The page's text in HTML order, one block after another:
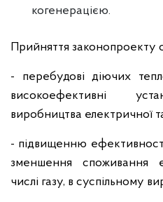
когенерацією.
Прийняття законопроекту
- перебудові діючих
високоефективні
виробництва електричної
- підвищенню
зменшення споживання
числі газу, в суспільному